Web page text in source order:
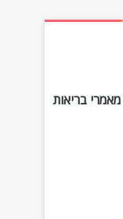
מאמרי בריאות